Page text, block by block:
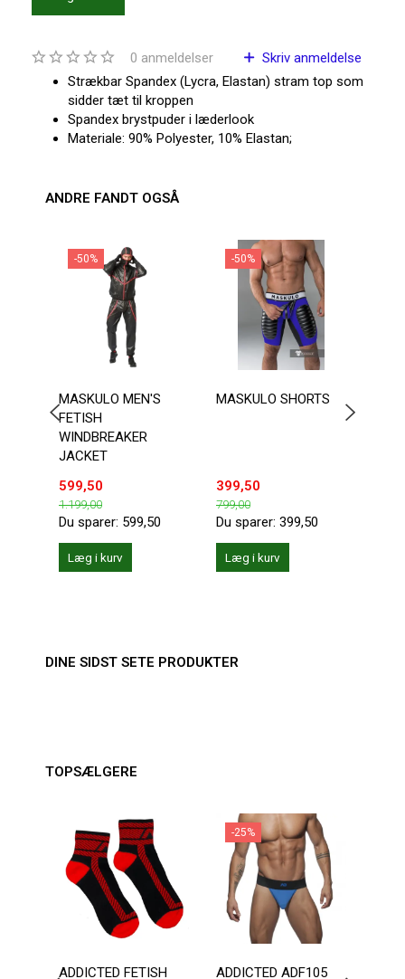
0 anmeldelser
Skriv anmeldelse
Strækbar Spandex (Lycra, Elastan) stram top som
sidder tæt til kroppen
Spandex brystpuder i læderlook
Materiale: 90% Polyester, 10% Elastan;
ANDRE FANDT OGSÅ
-50%
MASKULO MEN'S
FETISH
WINDBREAKER
JACKET
599,50
1.199,00
Du sparer: 599,50
Læg i kurv
-50%
MASKULO SHORTS
399,50
799,00
Du sparer: 399,50
Læg i kurv
DINE SIDST SETE PRODUKTER
TOPSÆLGERE
ADDICTED FETISH
-25%
ADDICTED ADF105